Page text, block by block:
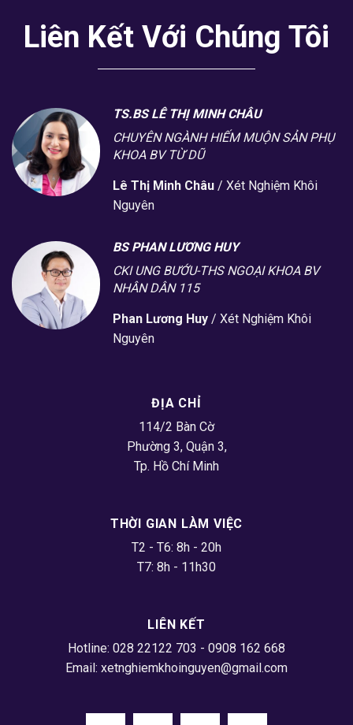
Liên Kết Với Chúng Tôi
TS.BS LÊ THỊ MINH CHÂU
CHUYÊN NGÀNH HIẾM MUỘN SẢN PHỤ
KHOA BV TỪ DŨ
Lê Thị Minh Châu / Xét Nghiệm Khôi
Nguyên
BS PHAN LƯƠNG HUY
CKI UNG BƯỚU-THS NGOẠI KHOA BV
NHÂN DÂN 115
Phan Lương Huy / Xét Nghiệm Khôi
Nguyên
ĐỊA CHỈ
114/2 Bàn Cờ
Phường 3, Quận 3,
Tp. Hồ Chí Minh
THỜI GIAN LÀM VIỆC
T2 - T6: 8h - 20h
T7: 8h - 11h30
LIÊN KẾT
Hotline: 028 22122 703 - 0908 162 668
Email: xetnghiemkhoinguyen@gmail.com